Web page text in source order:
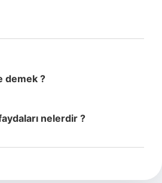
demek ?
nelerdir ?